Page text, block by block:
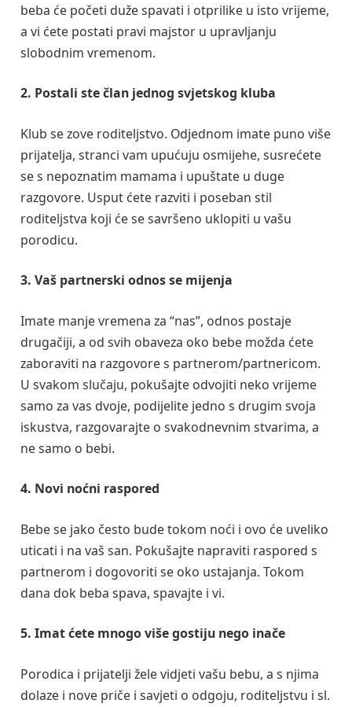
beba će početi duže spavati i otprilike u isto vrijeme,
a vi ćete postati pravi majstor u upravljanju
slobodnim vremenom.
2. Postali ste član jednog svjetskog kluba
Klub se zove roditeljstvo. Odjednom imate puno više
prijatelja, stranci vam upućuju osmijehe, susrećete
se s nepoznatim mamama i upuštate u duge
razgovore. Usput ćete razviti i poseban stil
roditeljstva koji će se savršeno uklopiti u vašu
porodicu.
3. Vaš partnerski odnos se mijenja
Imate manje vremena za “nas”, odnos postaje
drugačiji, a od svih obaveza oko bebe možda ćete
zaboraviti na razgovore s partnerom/partnericom.
U svakom slučaju, pokušajte odvojiti neko vrijeme
samo za vas dvoje, podijelite jedno s drugim svoja
iskustva, razgovarajte o svakodnevnim stvarima, a
ne samo o bebi.
4. Novi noćni raspored
Bebe se jako često bude tokom noći i ovo će uveliko
uticati i na vaš san. Pokušajte napraviti raspored s
partnerom i dogovoriti se oko ustajanja. Tokom
dana dok beba spava, spavajte i vi.
5. Imat ćete mnogo više gostiju nego inače
Porodica i prijatelji žele vidjeti vašu bebu, a s njima
dolaze i nove priče i savjeti o odgoju, roditeljstvu i sl.